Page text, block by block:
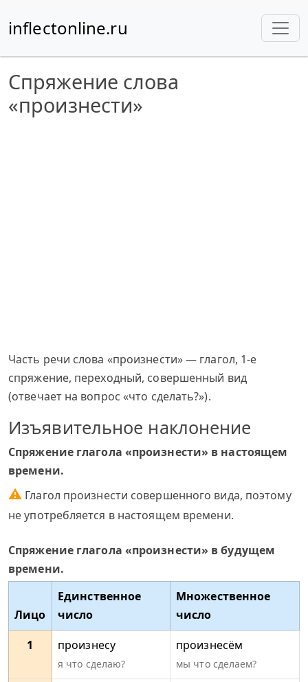
inflectonline.ru
Спряжение слова
«произнести»
Часть речи слова «произнести» — глагол, 1-е
спряжение, переходный, совершенный вид
(отвечает на вопрос «что сделать?»).
Изъявительное наклонение
Спряжение глагола «произнести» в настоящем
времени.
⚠ Глагол произнести совершенного вида, поэтому
не употребляется в настоящем времени.
Спряжение глагола «произнести» в будущем
времени.
Лицо
Единственное
число
Множественное
число
1
произнесу
я что сделаю?
произнесём
мы что сделаем?